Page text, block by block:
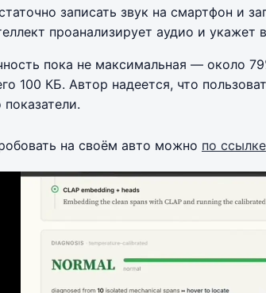
записать звук на смартфон и
проанализирует аудио и укажет
пока не максимальная — около
100 КБ. Автор надеется, что
показатели.
на своём авто можно по ссылке